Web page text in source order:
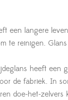
een langere
te reinigen.
heeft een
de fabriek. In
doe-het-zelvers